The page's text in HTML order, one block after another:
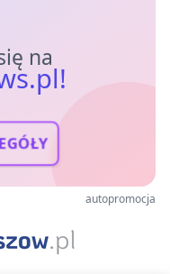
na
autopromocja